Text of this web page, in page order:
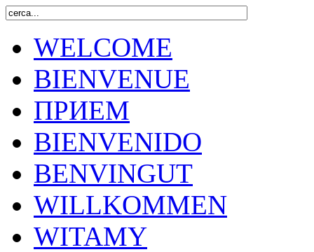
WELCOME
BIENVENUE
ПРИЕМ
BIENVENIDO
BENVINGUT
WILLKOMMEN
WITAMY